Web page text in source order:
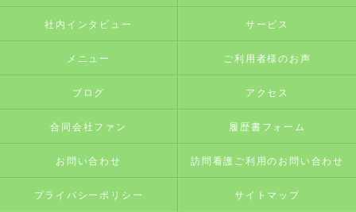
社内インタビュー サービス
メニュー ご利用者様のお声
ブログ アクセス
合同会社ファン 履歴書フォーム
お問い合わせ 訪問看護ご利用のお問い合わせ
プライバシーポリシー サイトマップ